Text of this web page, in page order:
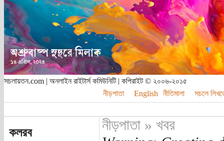
সচলায়তন.com | অনলাইন রাইটার্স কমিউনিটি | কপিরাইট © ২০০৬-২০১৫
নীড়পাতা
English নীতিমালা সচলে
কলরব নীড়পাতা» খবর